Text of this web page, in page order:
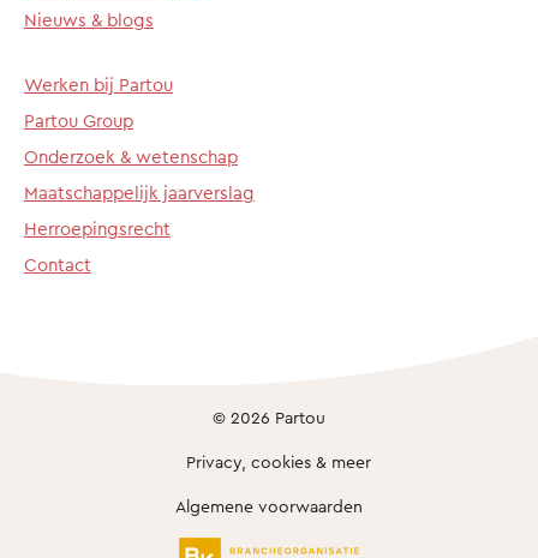
Nieuws & blogs
Werken bij Partou
Partou Group
Onderzoek & wetenschap
Maatschappelijk jaarverslag
Herroepingsrecht
Contact
© 2026 Partou
Privacy, cookies & meer
Algemene voorwaarden